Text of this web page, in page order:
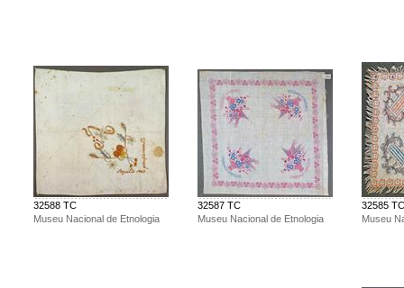
32588 TC
Museu Nacional de Etnologia
32587 TC
Museu Nacional de Etnologia
32585 TC
Museu